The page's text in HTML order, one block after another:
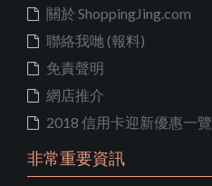
關於 ShoppingJing.com
聯絡我哋 (報料)
免責聲明
網店推介
2018 信用卡迎新優惠一覽
非常重要資訊